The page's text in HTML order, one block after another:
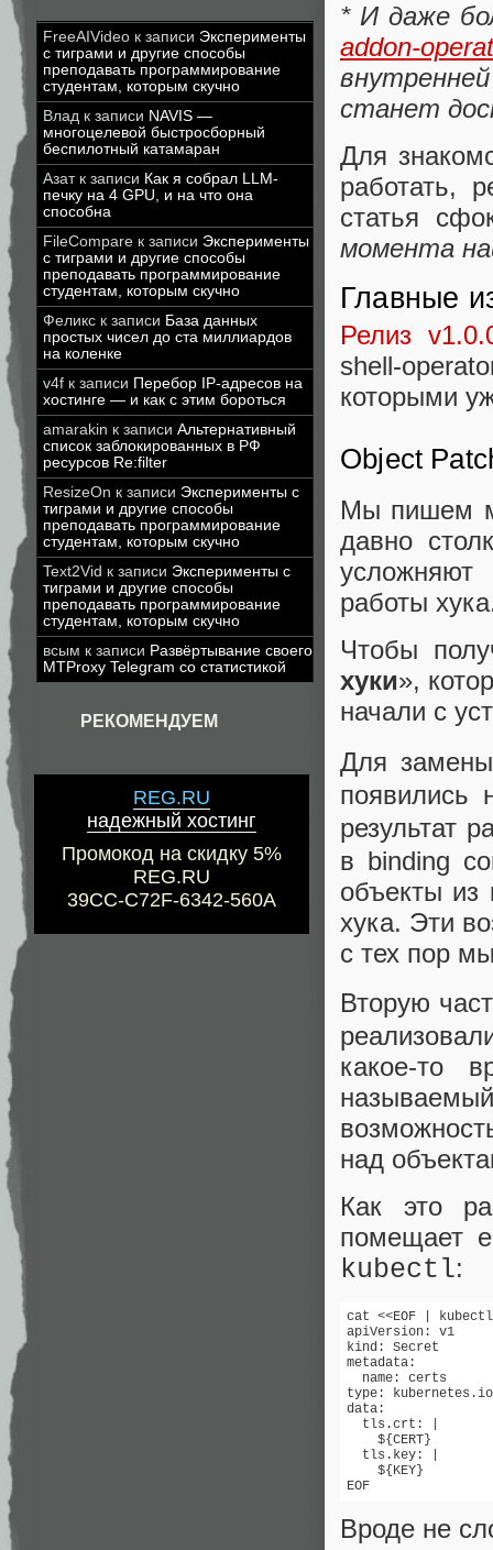
FreeAIVideo к записи Эксперименты
с тиграми и другие способы
преподавать программирование
студентам, которым скучно
Влад к записи NAVIS —
многоцелевой быстросборный
беспилотный катамаран
Азатк записи Как я собрал LLM-
печку на 4 GPU, и на что она
способна
FileCompare к записи Эксперименты
с тиграми и другие способы
преподавать программирование
студентам, которым скучно
Феликс к записи База данных
простых чисел до ста миллиардов
на коленке
v4f к записи Перебор IP-адресов на
хостинге — и как с этим бороться
amarakin к записи Альтернативный
список заблокированных в РФ
ресурсов Re:filter
ResizeOn к записи Эксперименты с
тиграми и другие способы
преподавать программирование
студентам, которым скучно
Text2Vid к записи Эксперименты с
тиграми и другие способы
преподавать программирование
студентам, которым скучно
всым к записи Развёртывание своего
MTProxy Telegram со статистикой
РЕКОМЕНДУЕМ
REG.RU
надежный хостинг
Промокод на скидку 5%
REG.RU
39CC-C72F-6342-560A
* И даже
addon-
станет
Для
работать,
статья
момента
Главные
Релиз
shell-
которыми
Object
Мы пишем
давно
работы
Чтобы
хуки»,
начали с
Для
появились
результат
в binding
объекты из
хука. Эти
с тех пор
Вторую
какое-то
над
Как это
помещает
kubectl:
cat <<EOF |
apiVersion: v1
kind: Secret
metadata:
  name: certs
type:
data:
  tls.crt: |
    ${CERT}
  tls.key: |
    ${KEY}
EOF
Вроде не